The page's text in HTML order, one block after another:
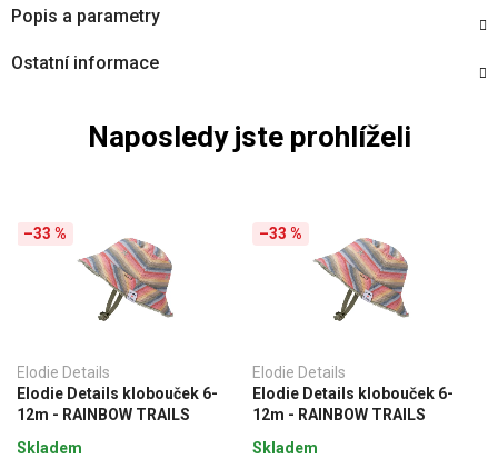
Popis a parametry
Ostatní informace
Naposledy jste prohlíželi
–33 %
Elodie Details
Elodie Details klobouček 6-
12m - RAINBOW TRAILS
Skladem
–33 %
Elodie Details
Elodie Details klobouček 6-
12m - RAINBOW TRAILS
Skladem